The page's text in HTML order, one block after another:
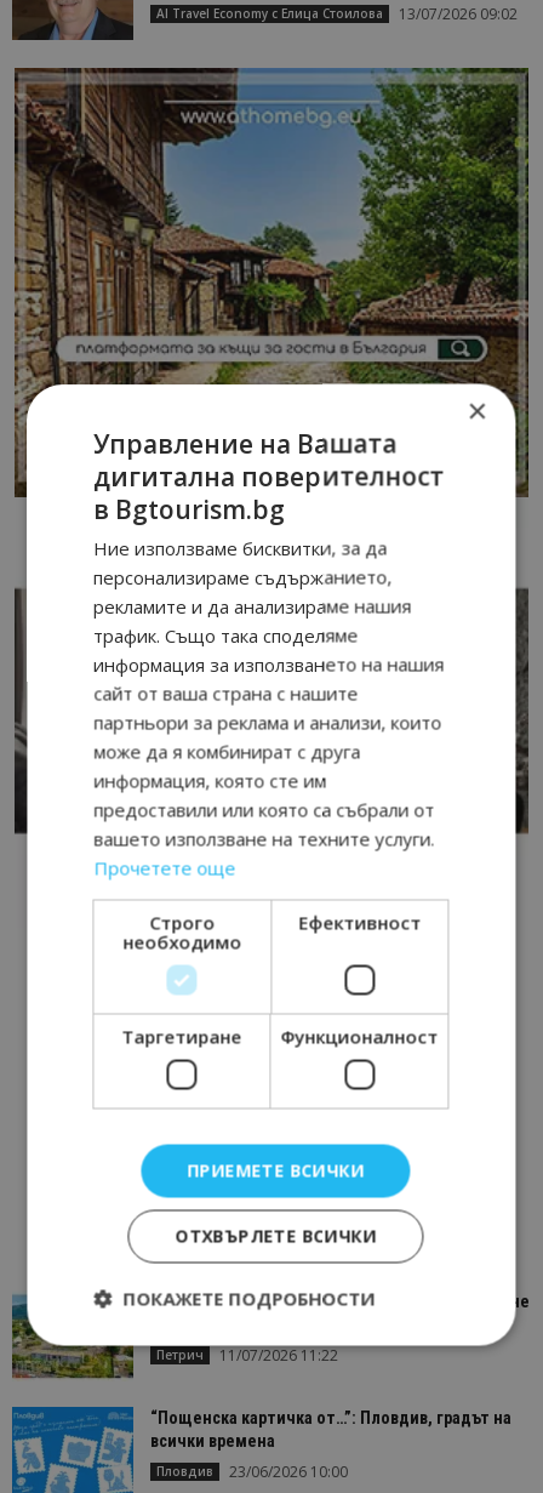
AI Travel Economy с Елица Стоилова 13/07/2026 09:02
“Пощенска картичка от…”: Петрич – Изживяване
Петрич 11/07/2026 11:22
“Пощенска картичка от…”: Пловдив, градът на
всички времена
Пловдив 23/06/2026 10:00
×
Управление на Вашата
дигитална поверителност
в Bgtourism.bg
Ние използваме бисквитки, за да
персонализираме съдържанието,
рекламите и да анализираме нашия
трафик. Също така споделяме
информация за използването на нашия
сайт от ваша страна с нашите
партньори за реклама и анализи, които
може да я комбинират с друга
информация, която сте им
предоставили или която са събрали от
вашето използване на техните услуги.
Прочетете още
Строго
необходимо
Ефективност
Таргетиране Функционалност
ПРИЕМЕТЕ ВСИЧКИ
ОТХВЪРЛЕТЕ ВСИЧКИ
ПОКАЖЕТЕ ПОДРОБНОСТИ
Таргетиране
Функционалност
Строго необходимите бисквитки позволяват